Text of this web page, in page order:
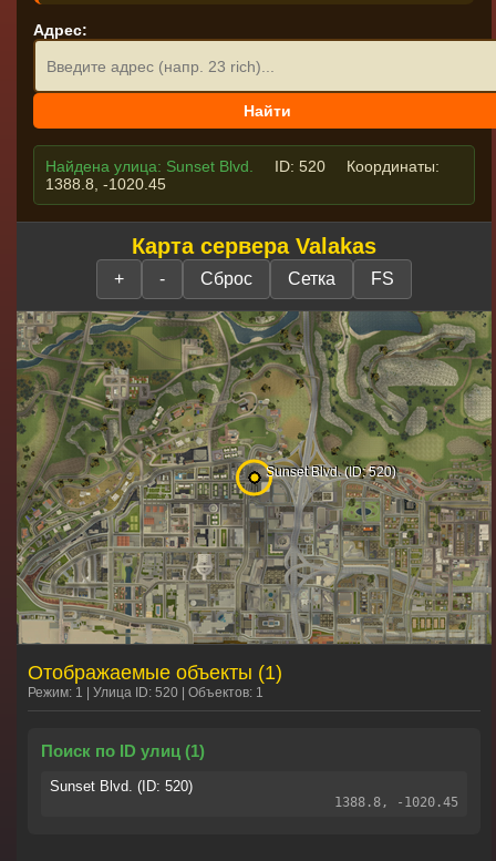
Адрес:
Найдена улица: Sunset Blvd. ID: 520
Координаты:
1388.8, -1020.45
Карта сервера Valakas
+ - Сброс Сетка FS
Отображаемые объекты (1)
Режим: 1 | Улица ID: 520 | Объектов: 1
Поиск по ID улиц (1)
Sunset Blvd. (ID: 520)
1388.8, -1020.45